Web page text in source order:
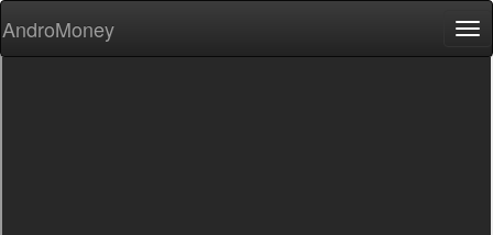
AndroMoney